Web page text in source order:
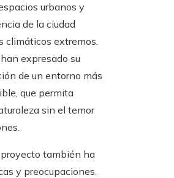
urbanos y
de la ciudad
climáticos extremos.
expresado su
de un entorno más
que permita
sin el temor
también ha
y preocupaciones.